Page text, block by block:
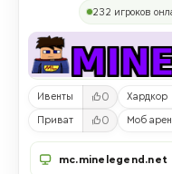
232 игроков
Ивенты 0 Хардкор
Приват 0 Моб
mc.minelegend.net